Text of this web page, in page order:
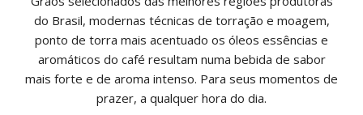
do Brasil, modernas técnicas de torração e moagem,
ponto de torra mais acentuado os óleos essências e
aromáticos do café resultam numa bebida de sabor
mais forte e de aroma intenso. Para seus momentos de
prazer, a qualquer hora do dia.